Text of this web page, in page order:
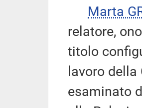
Marta
relatore,
titolo
lavoro
esaminato